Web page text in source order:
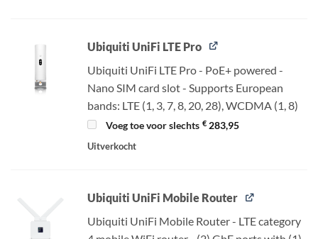
Ubiquiti UniFi LTE Pro
Ubiquiti UniFi LTE Pro - PoE+ powered -
Nano SIM card slot - Supports European
bands: LTE (1, 3, 7, 8, 20, 28), WCDMA (1, 8)
Voeg toe voor slechts € 283,95
Uitverkocht
Ubiquiti UniFi Mobile Router
Ubiquiti UniFi Mobile Router - LTE category